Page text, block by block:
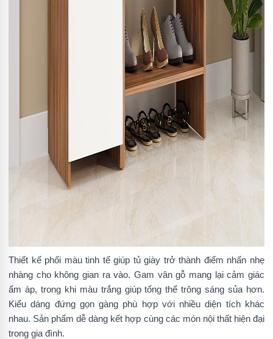
Thiết kế phối màu tinh tế giúp tủ giày trở thành điểm nhấn nhẹ
nhàng cho không gian ra vào. Gam vân gỗ mang lại cảm giác
ấm áp, trong khi màu trắng giúp tổng thể trông sáng sủa hơn.
Kiểu dáng đứng gọn gàng phù hợp với nhiều diện tích khác
nhau. Sản phẩm dễ dàng kết hợp cùng các món nội thất hiện đại
trong gia đình.